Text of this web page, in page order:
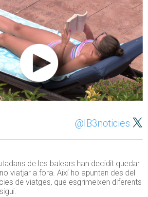
@IB3noticies
de les balears han decidit quedar
viatjar a fora. Així ho apunten des del
de viatges, que esgrimeixen diferents